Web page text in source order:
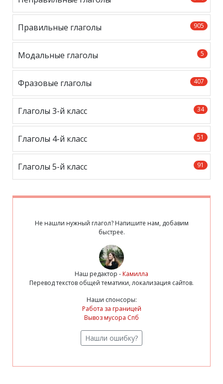
905
Правильные глаголы
5
Модальные глаголы
407
Фразовые глаголы
34
Глаголы 3-й класс
51
Глаголы 4-й класс
91
Глаголы 5-й класс
Не нашли нужный глагол? Напишите нам, добавим
быстрее.
Наш редактор -Камилла
Перевод текстов общей тематики, локализация сайтов.
Наши спонсоры:
Работа за границей
Вывоз мусора Спб
Нашли ошибку?